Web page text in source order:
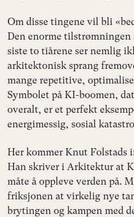
Om disse tingene vil bli
Den enorme
siste to tiårene ser nemlig
arkitektonisk sprang
mange repetitive,
Symbolet på KI-boomen,
overalt, er et perfekt
energimessig, sosial
Her kommer Knut Folstads
Han skriver i Arkitektur at
måte å oppleve verden på.
friksjonen at virkelig nye
brytingen og kampen med